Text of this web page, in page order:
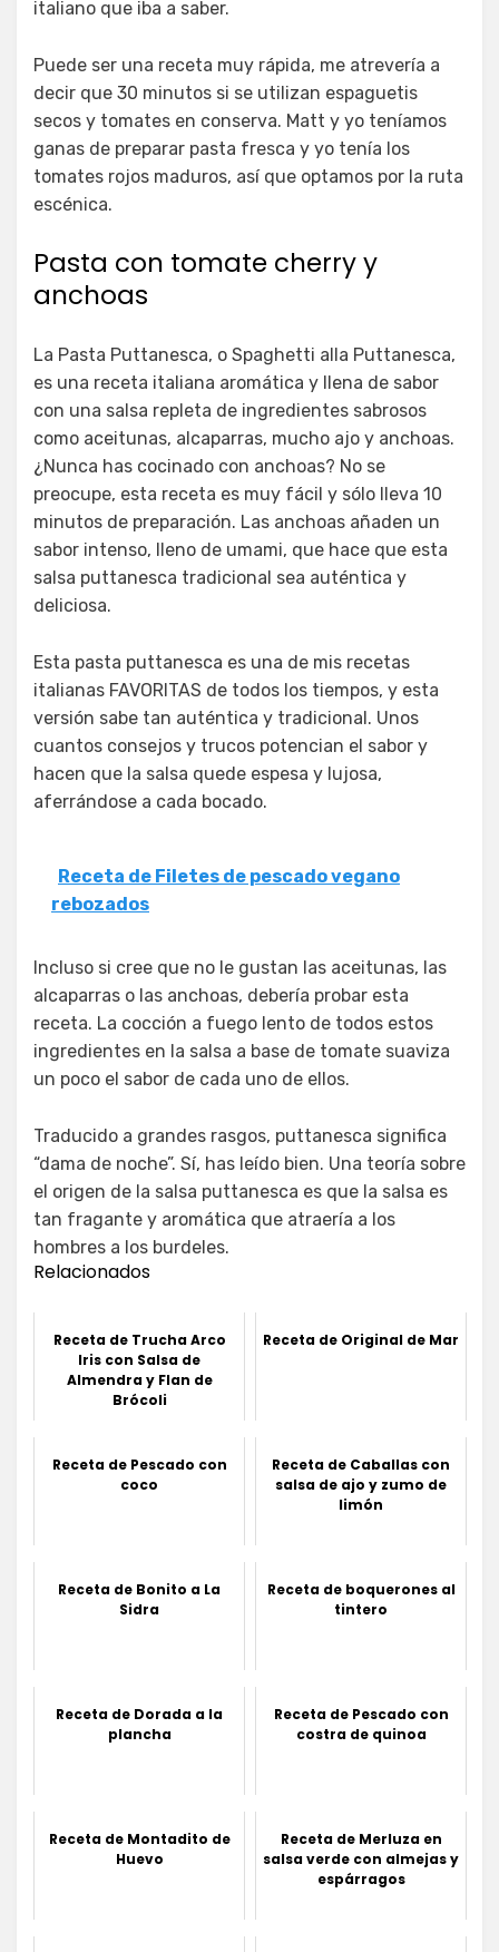
italiano que iba a saber.
Puede ser una receta muy rápida, me atrevería a
decir que 30 minutos si se utilizan espaguetis
secos y tomates en conserva. Matt y yo teníamos
ganas de preparar pasta fresca y yo tenía los
tomates rojos maduros, así que optamos por la ruta
escénica.
Pasta con tomate cherry y
anchoas
La Pasta Puttanesca, o Spaghetti alla Puttanesca,
es una receta italiana aromática y llena de sabor
con una salsa repleta de ingredientes sabrosos
como aceitunas, alcaparras, mucho ajo y anchoas.
¿Nunca has cocinado con anchoas? No se
preocupe, esta receta es muy fácil y sólo lleva 10
minutos de preparación. Las anchoas añaden un
sabor intenso, lleno de umami, que hace que esta
salsa puttanesca tradicional sea auténtica y
deliciosa.
Esta pasta puttanesca es una de mis recetas
italianas FAVORITAS de todos los tiempos, y esta
versión sabe tan auténtica y tradicional. Unos
cuantos consejos y trucos potencian el sabor y
hacen que la salsa quede espesa y lujosa,
aferrándose a cada bocado.
Receta de Filetes de pescado vegano
rebozados
Incluso si cree que no le gustan las aceitunas, las
alcaparras o las anchoas, debería probar esta
receta. La cocción a fuego lento de todos estos
ingredientes en la salsa a base de tomate suaviza
un poco el sabor de cada uno de ellos.
Traducido a grandes rasgos, puttanesca significa
“dama de noche”. Sí, has leído bien. Una teoría sobre
el origen de la salsa puttanesca es que la salsa es
tan fragante y aromática que atraería a los
hombres a los burdeles.
Relacionados
Receta de Trucha Arco
Iris con Salsa de
Almendra y Flan de
Brócoli
Receta de Original de Mar
Receta de Pescado con
coco
Receta de Caballas con
salsa de ajo y zumo de
limón
Receta de Bonito a La
Sidra
Receta de boquerones al
tintero
Receta de Dorada a la
plancha
Receta de Pescado con
costra de quinoa
Receta de Montadito de
Huevo
Receta de Merluza en
salsa verde con almejas y
espárragos